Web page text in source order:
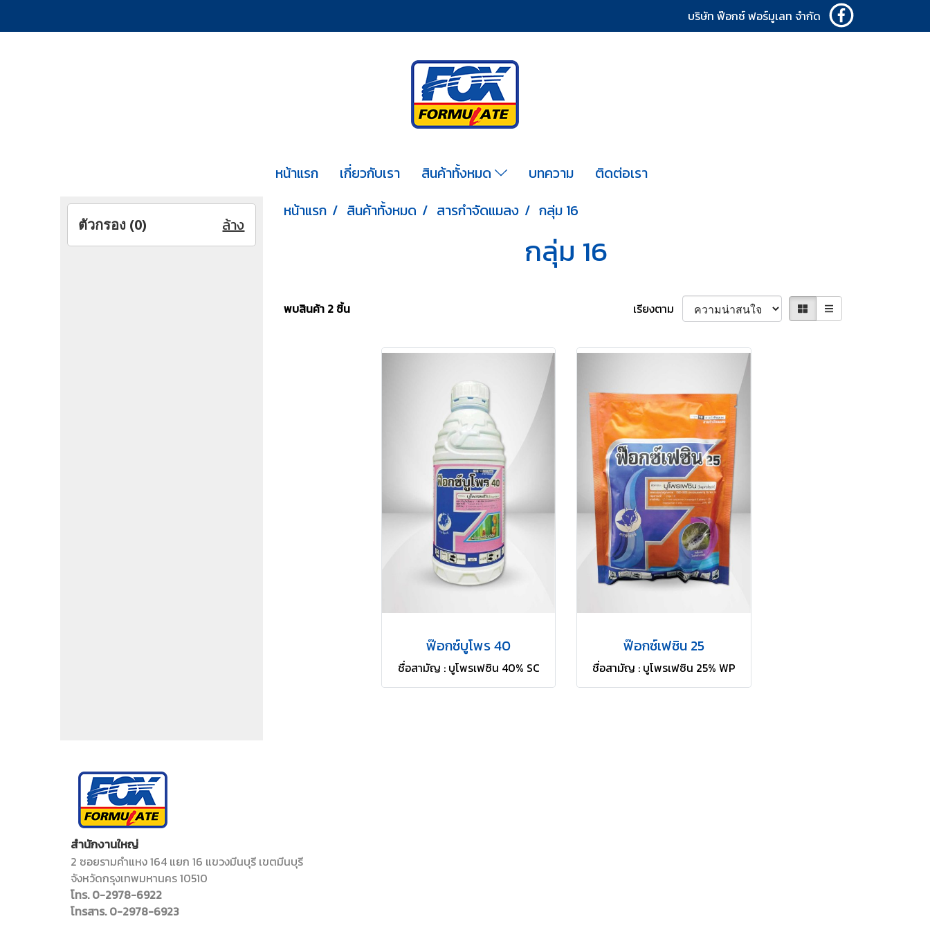
บริษัท ฟ๊อกซ์ ฟอร์มูเลท จำกัด
หน้าแรก เกี่ยวกับเรา สินค้าทั้งหมด บทความ
ติดต่อเรา
หน้าแรก
สินค้าทั้งหมด สารกำจัดแมลง กลุ่ม 16
กลุ่ม 16
พบสินค้า 2 ชิ้น เรียงตาม
ฟ๊อกซ์บูโพร 40
ชื่อสามัญ : บูโพรเฟซิน 40% SC
ฟ๊อกซ์เฟซิน 25
ชื่อสามัญ : บูโพรเฟซิน 25% WP
ตัวกรอง (0) ล้าง
สำนักงานใหญ่
2 ซอยรามคำแหง 164 แยก 16 แขวงมีนบุรี เขตมีนบุรี
จังหวัดกรุงเทพมหานคร 10510
โทร. 0-2978-6922
โทรสาร. 0-2978-6923